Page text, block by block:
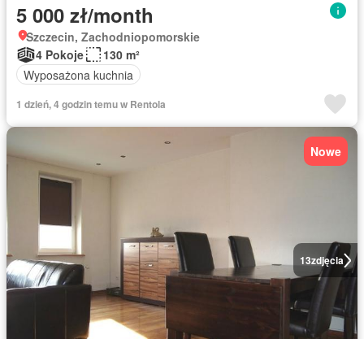
5 000 zł/month
Szczecin, Zachodniopomorskie
4 Pokoje
130 m²
Wyposażona kuchnia
1 dzień, 4 godzin temu w Rentola
13zdjęcia
Nowe